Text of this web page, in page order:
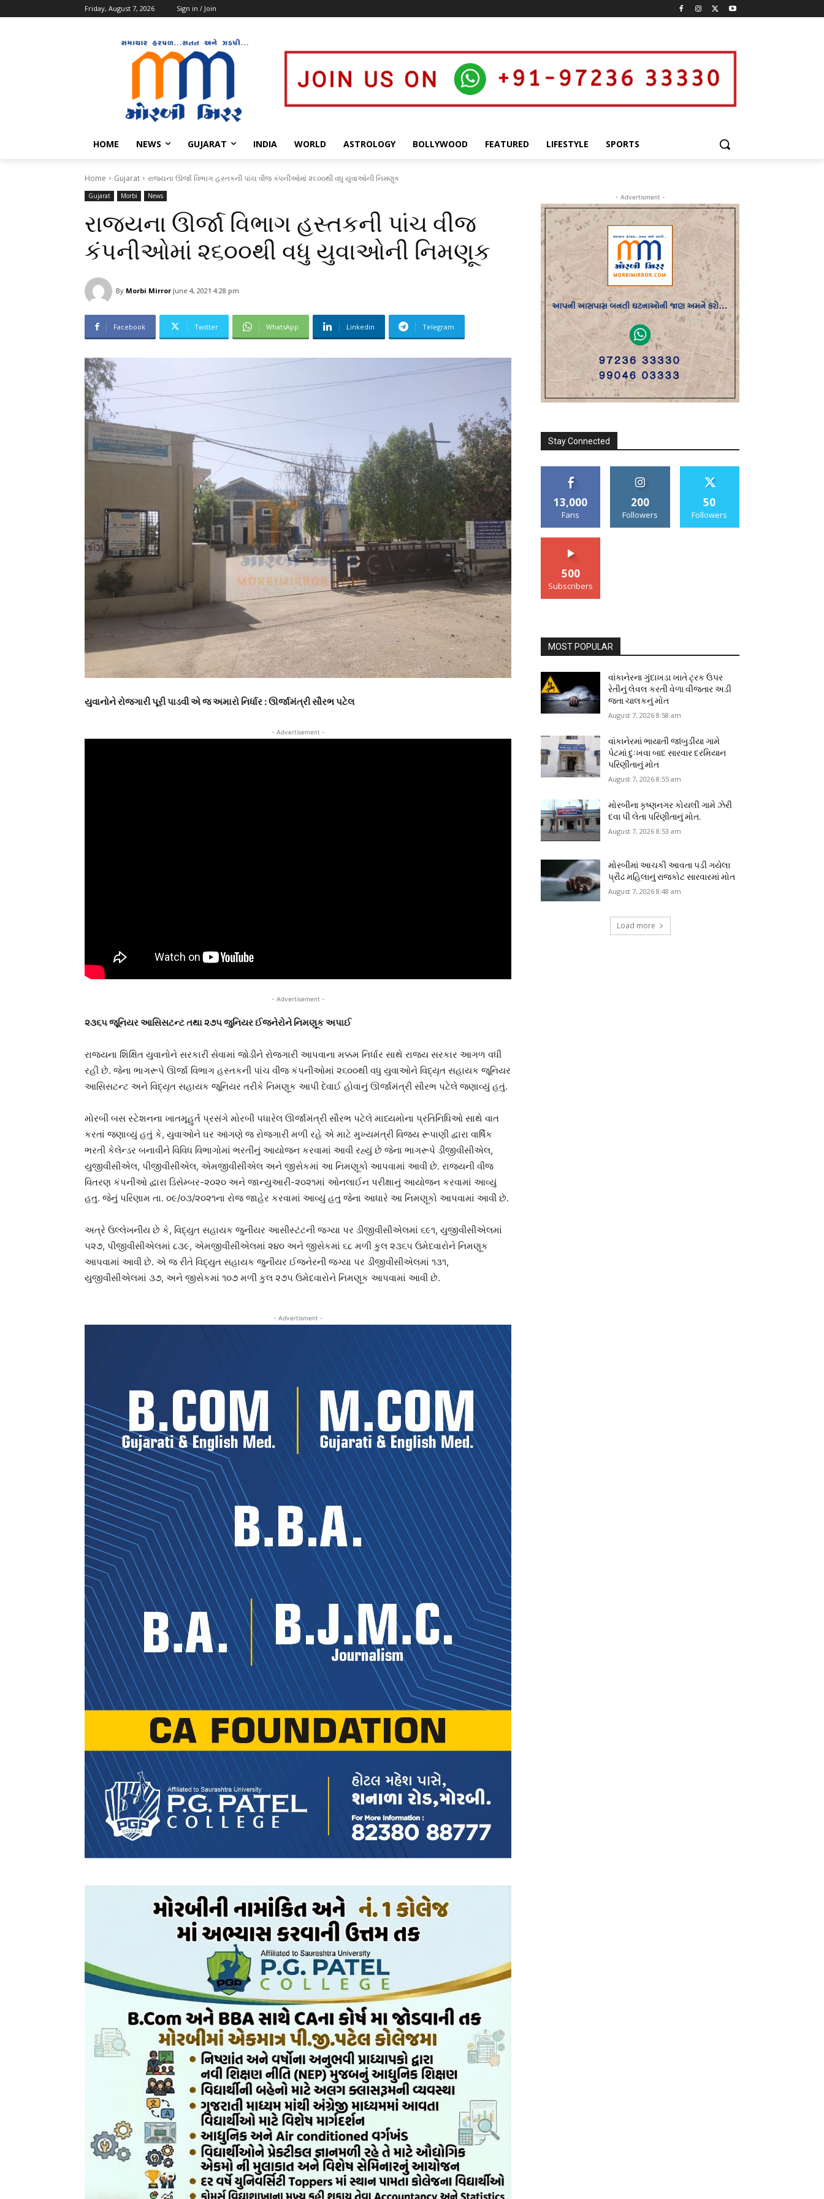
Friday, August 7, 2026 Sign in / Join
HOME NEWS GUJARAT INDIA WORLD ASTROLOGY BOLLYWOOD FEATURED LIFESTYLE SPORTS
Home Gujarat રાજ્યના ઊર્જા વિભાગ હસ્તકની પાંચ વીજ કંપનીઓમાં ૨૬૦૦થી વધુ યુવાઓની નિમણૂક
Gujarat Morbi News
રાજ્યના ઊર્જા વિભાગ હસ્તકની પાંચ વીજ
કંપનીઓમાં ૨૬૦૦થી વધુ યુવાઓની નિમણૂક
By Morbi Mirror June 4, 2021 4:28 pm
Facebook Twitter WhatsApp Linkedin Telegram
યુવાનોને રોજગારી પૂરી પાડવી એ જ અમારો નિર્ધાર : ઊર્જામંત્રી સૌરભ પટેલ
- Advertisement -
- Advertisement -
૨૩૬૫ જૂનિયર આસિસટન્ટ તથા ૨૭૫ જુનિયર ઈજનેરોને નિમણૂક અપાઈ
રાજ્યના શિક્ષિત યુવાનોને સરકારી સેવામાં જોડીને રોજગારી આપવાના મક્કમ નિર્ધાર સાથે રાજ્ય સરકાર આગળ વધી
રહી છે. જેના ભાગરૂપે ઊર્જા વિભાગ હસ્તકની પાંચ વીજ કંપનીઓમાં ૨૬૦૦થી વધુ યુવાઓને વિદ્યૃત સહાયક જૂનિયર
આસિસટન્ટ અને વિદ્યૃત સહાયક જૂનિયર તરીકે નિમણૂક આપી દેવાઈ હોવાનું ઊર્જામંત્રી સૌરભ પટેલે જણાવ્યું હતું.
મોરબી બસ સ્ટેશનના ખાતમૂહુર્ત પ્રસંગે મોરબી પધારેલ ઊર્જામંત્રી સૌરભ પટેલે માધ્યમોના પ્રતિનિધિઓ સાથે વાત
કરતાં જણાવ્યું હતું કે, યુવાઓને ઘર આંગણે જ રોજગારી મળી રહે એ માટે મુખ્યમંત્રી વિજય રૂપાણી દ્વારા વાર્ષિક
ભરતી કેલેન્ડર બનાવીને વિવિધ વિભાગોમાં ભરતીનું આયોજન કરવામાં આવી રહ્યું છે જેના ભાગરૂપે ડીજીવીસીએલ,
યુજીવીસીએલ, પીજીવીસીએલ, એમજીવીસીએલ અને જીસેકમાં આ નિમણૂકો આપવામાં આવી છે. રાજ્યની વીજ
વિતરણ કંપનીઓ દ્વારા ડિસેમ્બર-૨૦૨૦ અને જાન્યુઆરી-૨૦૨૧માં ઓનલાઈન પરીક્ષાનું આયોજન કરવામાં આવ્યું
હતુ. જેનું પરિણામ તા. ૦૯/૦૩/૨૦૨૧ના રોજ જાહેર કરવામાં આવ્યું હતુ જેના આધારે આ નિમણૂકો આપવામાં આવી છે.
અત્રે ઉલ્લેખનીય છે કે, વિદ્યુત સહાયક જુનીયર આસીસ્ટંટની જગ્યા પર ડીજીવીસીએલમાં ૬૯૧, યુજીવીસીએલમાં
૫૨૭, પીજીવીસીએલમાં ૮૩૯, એમજીવીસીએલમાં ૨૪૦ અને જીસેકમાં ૬૮ મળી કુલ ૨૩૬૫ ઉમેદવારોને નિમણૂક
આપવામાં આવી છે. એ જ રીતે વિદ્યુત સહાયક જુનીયર ઈજનેરની જગ્યા પર ડીજીવીસીએલમાં ૧૩૧,
યુજીવીસીએલમાં ૩૭, અને જીસેકમાં ૧૦૭ મળી કુલ ૨૭૫ ઉમેદવારોને નિમણૂક આપવામાં આવી છે.
- Advertisment -
- Advertisment -
Stay Connected
13,000
Fans
200
Followers
50
Followers
500
Subscribers
MOST POPULAR
વાંકાનેરના ગુંદાખડા ખાતે ટ્રક ઉપર
રેતીનું લેવલ કરતી વેળા વીજતાર અડી
જતા ચાલકનું મોત
August 7, 2026 8:58 am
વાંકાનેરમાં ભાયાતી જાંબુડીયા ગામે
પેટમાં દુઃખવા બાદ સારવાર દરમિયાન
પરિણીતાનું મોત
August 7, 2026 8:55 am
મોરબીના કૃષ્ણનગર કોયલી ગામે ઝેરી
દવા પી લેતા પરિણીતાનું મોત.
August 7, 2026 8:53 am
મોરબીમાં આચકી આવતા પડી ગયેલા
પ્રૌઢ મહિલાનું રાજકોટ સારવારમાં મોત
August 7, 2026 8:48 am
Load more